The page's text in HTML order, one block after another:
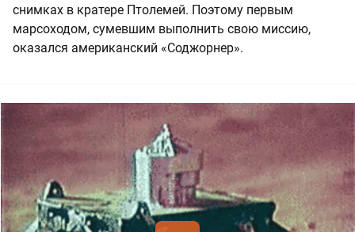
снимках в кратере Птолемей. Поэтому первым
марсоходом, сумевшим выполнить свою миссию,
оказался американский «Соджорнер».